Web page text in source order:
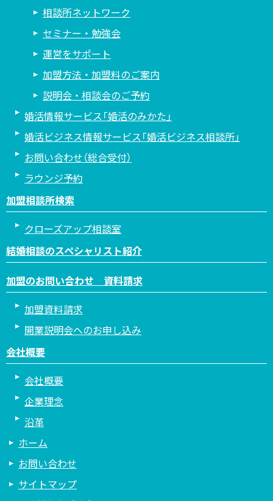
相談所ネットワーク
セミナー・勉強会
運営をサポート
加盟方法・加盟料のご案内
説明会・相談会のご予約
婚活情報サービス「婚活のみかた」
婚活ビジネス情報サービス「婚活ビジネス相談所」
お問い合わせ（総合受付）
ラウンジ予約
加盟相談所検索
クローズアップ相談室
結婚相談のスペシャリスト紹介
加盟のお問い合わせ 資料請求
加盟資料請求
開業説明会へのお申し込み
会社概要
会社概要
企業理念
沿革
ホーム
お問い合わせ
サイトマップ